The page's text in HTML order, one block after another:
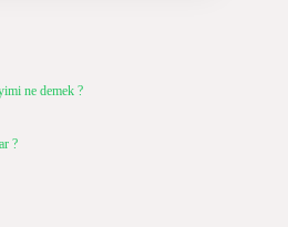
ne demek ?
?